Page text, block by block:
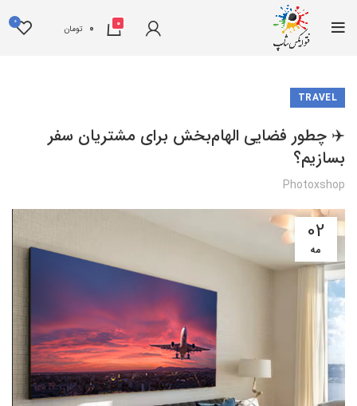
0
0 تومان
0
TRAVEL
✈️ چطور فضایی الهام‌بخش برای مشتریان سفر
بسازیم؟
Photoxshop
02
مه